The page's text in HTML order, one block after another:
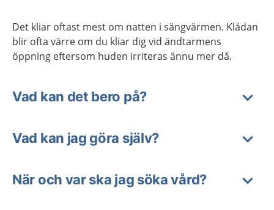
Det kliar oftast mest om natten i sängvärmen. Klådan
blir ofta värre om du kliar dig vid ändtarmens
öppning eftersom huden irriteras ännu mer då.
Vad kan det bero på?
Vad kan jag göra själv?
När och var ska jag söka vård?